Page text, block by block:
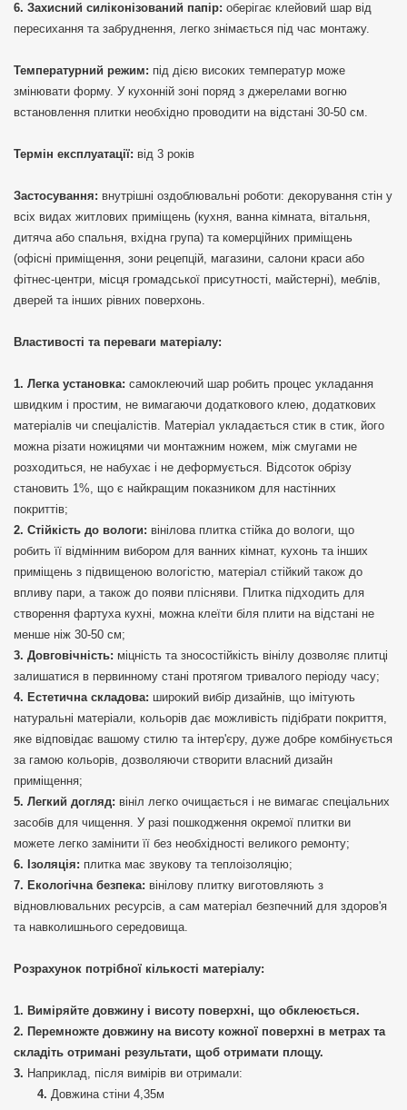
Захисний силіконізований папір: оберігає клейовий шар від
пересихання та забруднення, легко знімається під час монтажу.
Температурний режим: під дією високих температур може
змінювати форму. У кухонній зоні поряд з джерелами вогню
встановлення плитки необхідно проводити на відстані 30-50 см.
Термін експлуатації: від 3 років
Застосування: внутрішні оздоблювальні роботи: декорування стін у
всіх видах житлових приміщень (кухня, ванна кімната, вітальня,
дитяча або спальня, вхідна група) та комерційних приміщень
(офісні приміщення, зони рецепцій, магазини, салони краси або
фітнес-центри, місця громадської присутності, майстерні), меблів,
дверей та інших рівних поверхонь.
Властивості та переваги матеріалу:
Легка установка: самоклеючий шар робить процес укладання
швидким і простим, не вимагаючи додаткового клею, додаткових
матеріалів чи спеціалістів. Матеріал укладається стик в стик, його
можна різати ножицями чи монтажним ножем, між смугами не
розходиться, не набухає і не деформується. Відсоток обрізу
становить 1%, що є найкращим показником для настінних
покриттів;
Стійкість до вологи: вінілова плитка стійка до вологи, що
робить її відмінним вибором для ванних кімнат, кухонь та інших
приміщень з підвищеною вологістю, матеріал стійкий також до
впливу пари, а також до появи плісняви. Плитка підходить для
створення фартуха кухні, можна клеїти біля плити на відстані не
менше ніж 30-50 см;
Довговічність: міцність та зносостійкість вінілу дозволяє плитці
залишатися в первинному стані протягом тривалого періоду часу;
Естетична складова: широкий вибір дизайнів, що імітують
натуральні матеріали, кольорів дає можливість підібрати покриття,
яке відповідає вашому стилю та інтер'єру, дуже добре комбінується
за гамою кольорів, дозволяючи створити власний дизайн
приміщення;
Легкий догляд: вініл легко очищається і не вимагає спеціальних
засобів для чищення. У разі пошкодження окремої плитки ви
можете легко замінити її без необхідності великого ремонту;
Ізоляція: плитка має звукову та теплоізоляцію;
Екологічна безпека: вінілову плитку виготовляють з
відновлювальних ресурсів, а сам матеріал безпечний для здоров'я
та навколишнього середовища.
Розрахунок потрібної кількості матеріалу:
Виміряйте довжину і висоту поверхні, що обклеюється.
Перемножте довжину на висоту кожної поверхні в метрах та
складіть отримані результати, щоб отримати площу.
Наприклад, після вимірів ви отримали:
Довжина стіни 4,35м